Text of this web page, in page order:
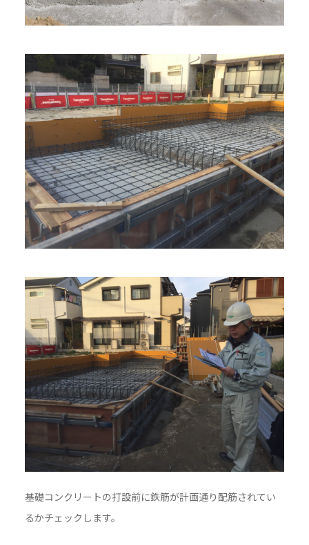
基礎コンクリートの打設前に鉄筋が計画通り配筋されてい
るかチェックします。